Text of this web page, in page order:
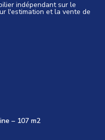
indépendant sur le
l'estimation et la vente de
– 107 m2